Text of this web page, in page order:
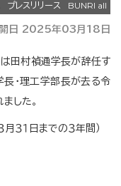
プレスリリース
日 2025年03月18日
田村禎通学長が辞任す
長・理工学部長が去る令
した。
月３１日までの３年間）